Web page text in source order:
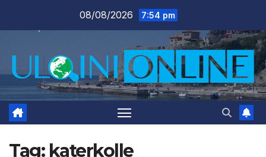
08/08/2026 7:54 pm
Tag: katerkolle